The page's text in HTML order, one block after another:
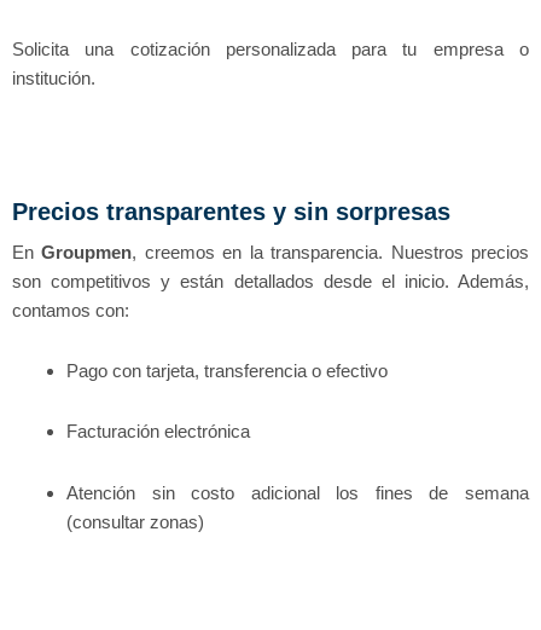
Solicita una cotización personalizada para tu empresa o
institución.
Precios transparentes y sin sorpresas
EnGroupmen, creemos en la transparencia. Nuestros precios
son competitivos y están detallados desde el inicio. Además,
contamos con:
Pago con tarjeta, transferencia o efectivo
Facturación electrónica
Atención sin costo adicional los fines de semana
(consultar zonas)